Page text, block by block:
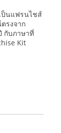
ป็นแฟรนไชส์
รงจาก
กับภาษาที่
Kit